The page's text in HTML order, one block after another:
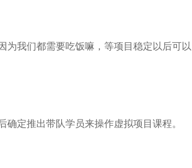
为我们都需要吃饭嘛，等项目稳定以后可以
定推出带队学员来操作虚拟项目课程。